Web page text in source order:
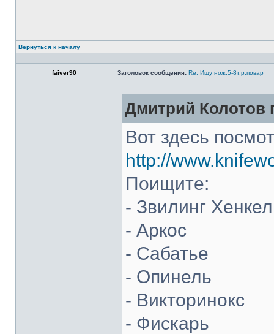
Вернуться к началу
faiver90 Заголовок сообщения: Re: Ищу нож.5-8т.р.повар
Дмитрий Колотов
Вот здесь
http://
Поищите:
- Звилинг
- Аркос
- Сабатье
- Опинель
- Викторинокс
- Фискарь